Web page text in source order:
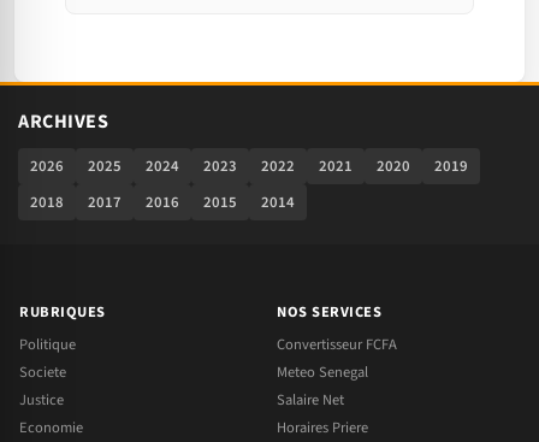
ARCHIVES
2026 2025 2024 2023 2022 2021 2020
2019
2018
2017 2016 2015 2014
RUBRIQUES
Politique
Societe
Justice
Economie
NOS SERVICES
Convertisseur FCFA
Meteo Senegal
Salaire Net
Horaires Priere